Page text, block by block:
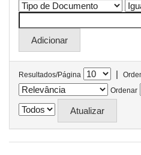
Resultados/Página |
Ordenar